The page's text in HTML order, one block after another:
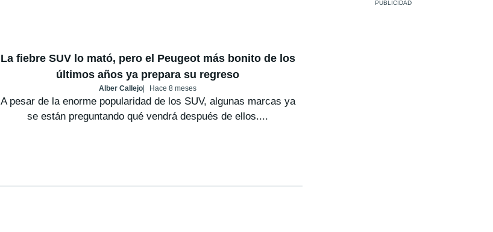
La fiebre SUV lo mató, pero el Peugeot más bonito de los
últimos años ya prepara su regreso
Alber Callejo Hace 8 meses
A pesar de la enorme popularidad de los SUV, algunas marcas ya
se están preguntando qué vendrá después de ellos....